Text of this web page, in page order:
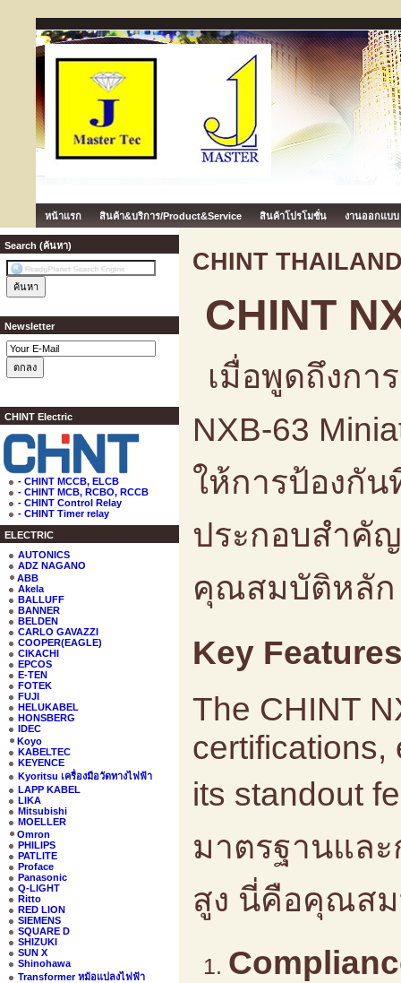
หน้าแรก สินค้า&บริการ/Product&Service สินค้าโปรโมชั่น งานออกแบบ
Search (ค้นหา)
Newsletter
CHINT Electric
- CHINT MCCB, ELCB
- CHINT MCB, RCBO, RCCB
- CHINT Control Relay
- CHINT Timer relay
ELECTRIC
AUTONICS
ADZ NAGANO
ABB
Akela
BALLUFF
BANNER
BELDEN
CARLO GAVAZZI
COOPER(EAGLE)
CIKACHI
EPCOS
E-TEN
FOTEK
FUJI
HELUKABEL
HONSBERG
IDEC
Koyo
KABELTEC
KEYENCE
Kyoritsu เครื่องมือวัดทางไฟฟ้า
LAPP KABEL
LIKA
Mitsubishi
MOELLER
Omron
PHILIPS
PATLITE
Proface
Panasonic
Q-LIGHT
Ritto
RED LION
SIEMENS
SQUARE D
SHIZUKI
SUN X
Shinohawa
Transformer หม้อแปลงไฟฟ้า
CHINT
CHINT
เมื่อพูดถึงก
NXB-63
ให้การป้องกัน
ประกอบสำคั
คุณสมบัติหลัก
Key
The CHINT
certifications,
its standout
มาตรฐานแล
สูง นี่คือคุณสม